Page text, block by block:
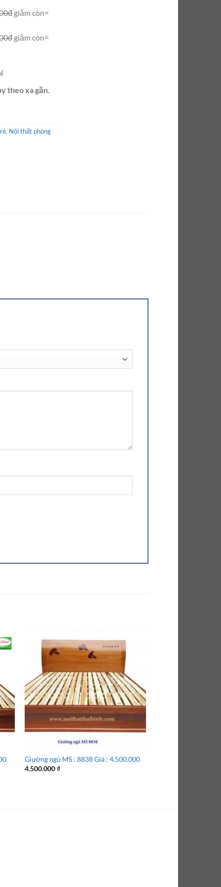
giảm còn=
giảm còn=
theo xa gần.
, Nội thất phòng
Giường ngủ MS : 8838 Giá : 4.500.000
4.500.000₫